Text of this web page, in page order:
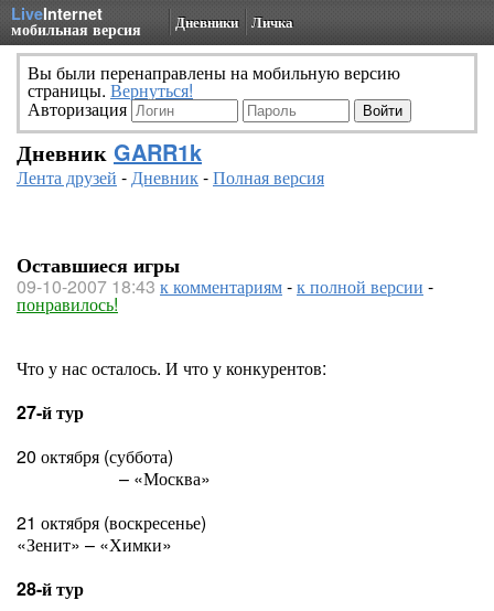
LiveInternet
мобильная версия Дневники Личка
Вы были перенаправлены на мобильную версию
страницы. Вернуться!
Авторизация
Дневник GARR1k
Лента друзей -Дневник-Полная версия
Оставшиеся игры
09-10-2007 18:43 к комментариям-к полной версии -
понравилось!
Что у нас осталось. И что у конкурентов:
27-й тур
20 октября (суббота)
– «Москва»
21 октября (воскресенье)
«Зенит» – «Химки»
28-й тур